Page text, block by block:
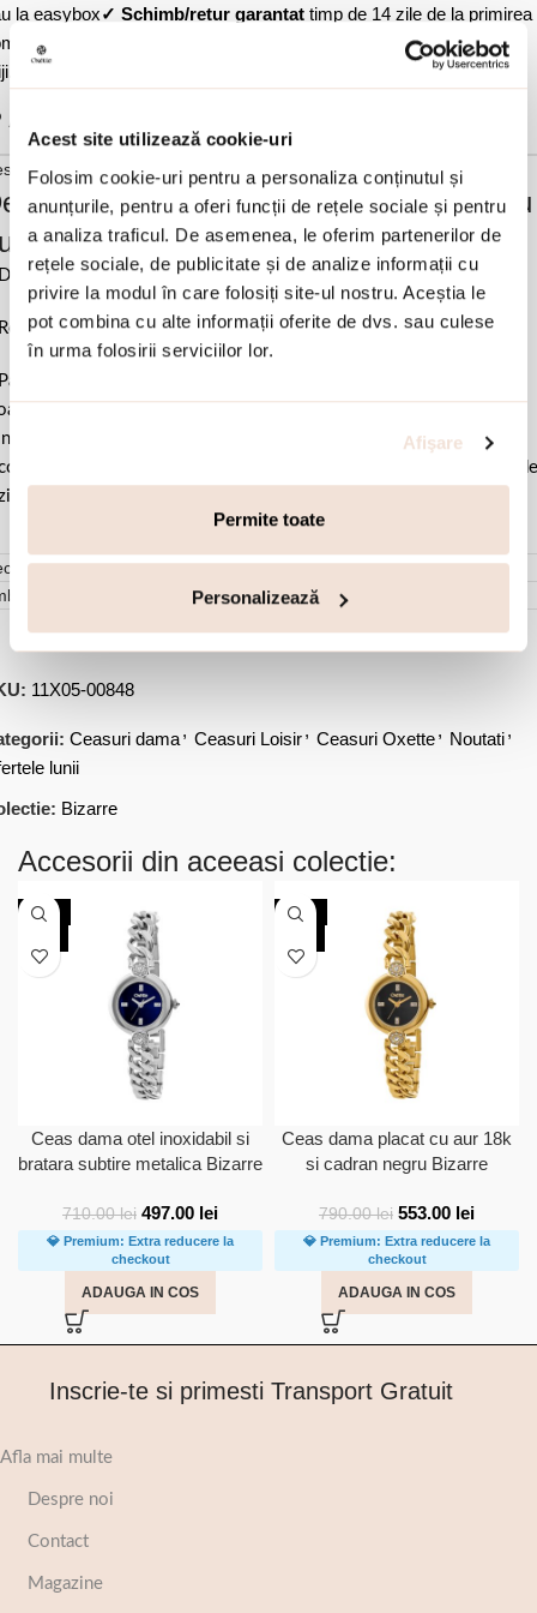
Acest site utilizează cookie-uri
Folosim cookie-uri pentru a personaliza conținutul și
anunțurile, pentru a oferi funcții de rețele sociale și pentru
a analiza traficul. De asemenea, le oferim partenerilor de
rețele sociale, de publicitate și de analize informații cu
privire la modul în care folosiți site-ul nostru. Aceștia le
pot combina cu alte informații oferite de dvs. sau culese
în urma folosirii serviciilor lor.
Afişare
Permite toate
Personalizează
la easybox✓ Schimb/retur garantat timp de 14 zile de la primirea
✓ Garantie de conformitate conform legii-Cumperi fara
si detalii
produsului Ceas dama placat cu
18k si bratara subtire metalica Bizarre:
cadran 25 mm.
la apa: 3 ATM.
bijuteria in ambalajul original sau intr-un saculet de catifea
pentru a evita frecarea sau lovirea de alte materiale. Evitati
cu apa si produsele cosmetice. Dupa fiecare purtare este
sa o lustruiti cu o laveta curata pentru a evita depunerea de
(0)
11X05-00848
Ceasuri dama, Ceasuri Loisir, Ceasuri Oxette, Noutati,
lunii
Bizarre
Accesorii din aceeasi colectie:
-30%
Ceas dama otel inoxidabil si
bratara subtire metalica Bizarre
710.00lei 497.00 lei
💎 Premium: Extra reducere la
checkout
ADAUGA IN COS
-30%
Ceas dama placat cu aur 18k
si cadran negru Bizarre
790.00lei 553.00 lei
💎 Premium: Extra reducere la
checkout
ADAUGA IN COS
Inscrie-te si primesti Transport Gratuit
Afla mai multe
Despre noi
Contact
Magazine